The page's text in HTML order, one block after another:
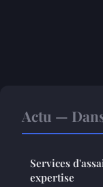
Actu —
Services
expertise